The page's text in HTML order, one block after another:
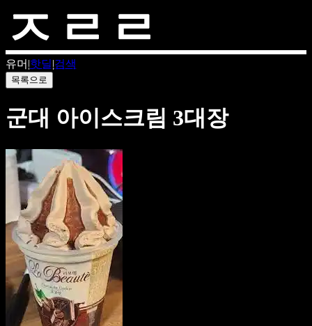
유머 |핫딜|검색
목록으로
군대 아이스크림 3대장